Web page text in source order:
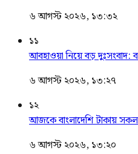
৬ আগস্ট ২০২৬, ১৩:৩২
১১
আবহাওয়া নিয়ে বড় দুঃসংবাদ:
৬ আগস্ট ২০২৬, ১৩:২৭
১২
আজকে বাংলাদেশি টাকায়
৬ আগস্ট ২০২৬, ১৩:২০